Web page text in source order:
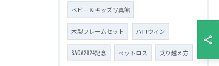
ベビー＆キッズ写真館
木製フレームセット ハロウィン
SAGA2024記念 ペットロス 乗り越え方